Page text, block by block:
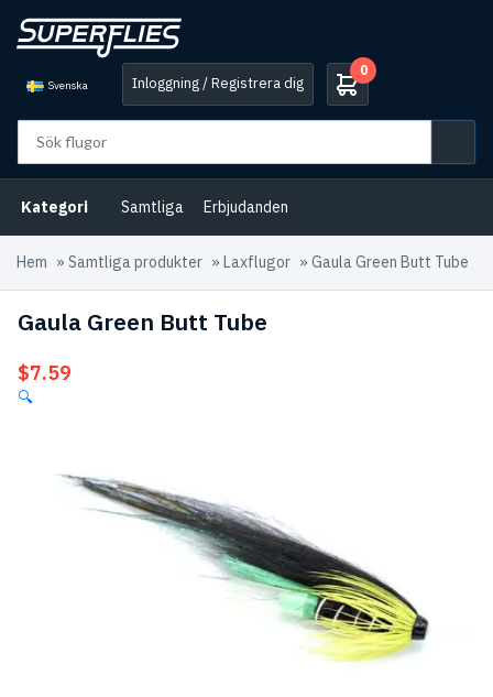
Svenska Inloggning / Registrera dig
0
Kategori Samtliga Erbjudanden
Hem » Samtliga produkter » Laxflugor » Gaula Green Butt Tube
Gaula Green Butt Tube
$7.59
🔍